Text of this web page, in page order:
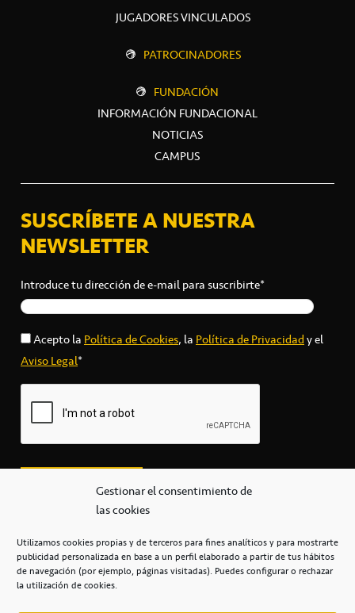
Gestionar el consentimiento de
las cookies
Utilizamos cookies propias y de terceros para fines analíticos y para mostrarte
publicidad personalizada en base a un perfil elaborado a partir de tus hábitos
de navegación (por ejemplo, páginas visitadas). Puedes configurar o rechazar
la utilización de cookies.
JUGADORES VINCULADOS
PATROCINADORES
FUNDACIÓN
INFORMACIÓN FUNDACIONAL
NOTICIAS
CAMPUS
SUSCRÍBETE A NUESTRA
NEWSLETTER
Introduce tu dirección de e-mail para suscribirte*
Acepto laPolítica de Cookies, laPolítica de Privacidady el
Aviso Legal*
secretaria@cbcanarias.es
+34 922 253 684